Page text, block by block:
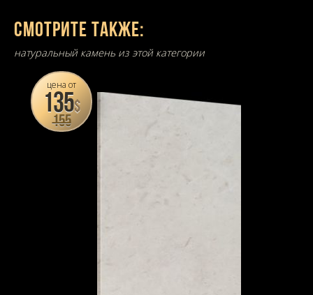
Смотрите также:
натуральный камень из этой категории
цена от
135$
155